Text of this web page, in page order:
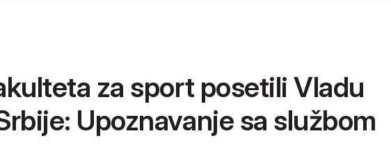
za sport posetili Vladu
Upoznavanje sa službom